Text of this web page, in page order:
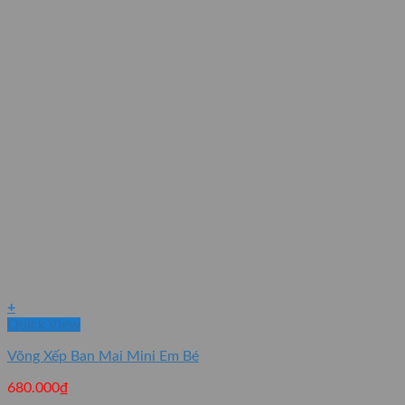
+
Quick View
Võng Xếp Ban Mai Mini Em Bé
680.000₫